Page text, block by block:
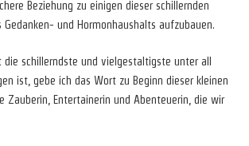
Beziehung zu einigen dieser schillernden
Gedanken- und Hormonhaushalts aufzubauen.
schillerndste und vielgestaltigste unter all
ist, gebe ich das Wort zu Beginn dieser kleinen
Zauberin, Entertainerin und Abenteuerin, die wir